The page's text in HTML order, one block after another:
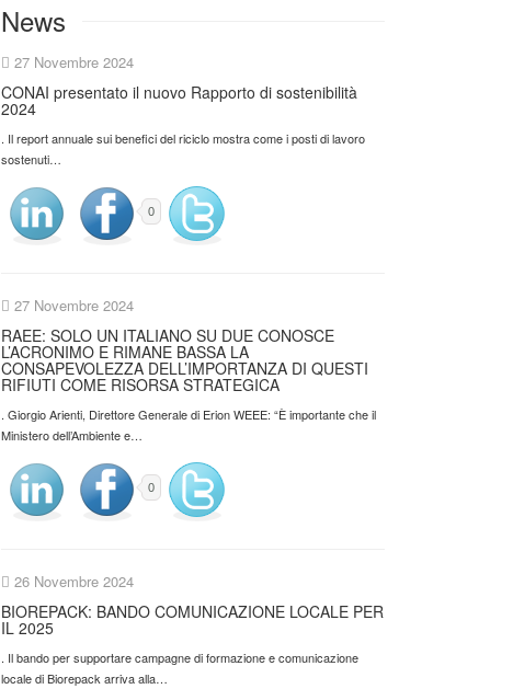
News
27 Novembre 2024
CONAI presentato il nuovo Rapporto di sostenibilità
2024
. Il report annuale sui benefici del riciclo mostra come i posti di lavoro
sostenuti…
0
27 Novembre 2024
RAEE: SOLO UN ITALIANO SU DUE CONOSCE
L’ACRONIMO E RIMANE BASSA LA
CONSAPEVOLEZZA DELL’IMPORTANZA DI QUESTI
RIFIUTI COME RISORSA STRATEGICA
. Giorgio Arienti, Direttore Generale di Erion WEEE: “È importante che il
Ministero dell’Ambiente e…
0
26 Novembre 2024
BIOREPACK: BANDO COMUNICAZIONE LOCALE PER
IL 2025
. Il bando per supportare campagne di formazione e comunicazione
locale di Biorepack arriva alla…